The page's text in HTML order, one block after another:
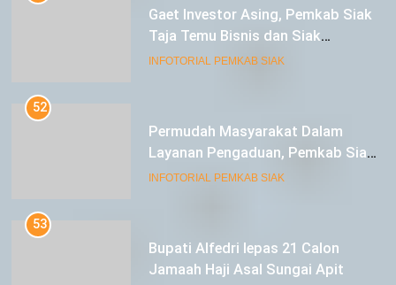
Gaet Investor Asing, Pemkab Siak
Taja Temu Bisnis dan Siak
Expoversary 2024
INFOTORIAL PEMKAB SIAK
52
Permudah Masyarakat Dalam
Layanan Pengaduan, Pemkab Siak
Luncurkan Aplikasi SIP PUAN
INFOTORIAL PEMKAB SIAK
53
Bupati Alfedri lepas 21 Calon
Jamaah Haji Asal Sungai Apit